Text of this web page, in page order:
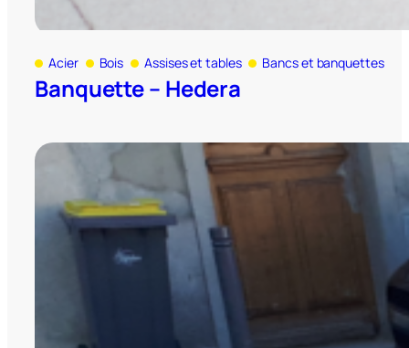
Acier Bois Assises et tables Bancs et banquettes
Banquette – Hedera